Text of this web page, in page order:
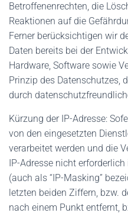
Betroffenenrechten, die
Reaktionen auf die
Ferner berücksichtigen wir
Daten bereits bei der
Hardware, Software sowie
Prinzip des Datenschutzes,
durch
Kürzung der IP-Adresse:
von den eingesetzten
verarbeitet werden und die
IP-Adresse nicht
(auch als “IP-Masking”
letzten beiden Ziffern, bzw.
nach einem Punkt entfernt,